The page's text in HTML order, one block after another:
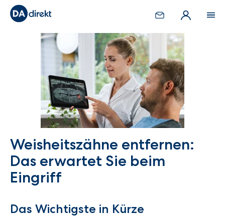
Weisheitszähne entfernen:
Das erwartet Sie beim
Eingriff
Das Wichtigste in Kürze